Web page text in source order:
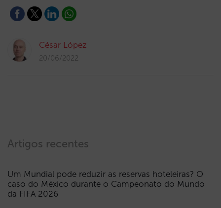
César López
20/06/2022
Artigos recentes
Um Mundial pode reduzir as reservas hoteleiras? O
caso do México durante o Campeonato do Mundo
da FIFA 2026